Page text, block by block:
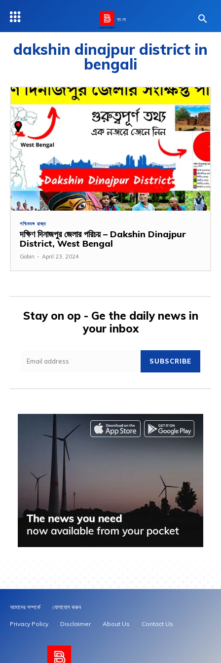
বাংলা
dakshin dinajpur district in
bengali
পশ্চিমবঙ্গ রাজ্য
দক্ষিণ দিনাজপুর জেলার পরিচয় – Dakshin Dinajpur
District, West Bengal
Gobin - April 23, 2024
Stay on op - Ge the daily news in
your inbox
SUBSCRIBE
আমাদের সম্পর্কে যোগাযোগ করুন
Privacy Policy Disclaimer About Us Contact Us